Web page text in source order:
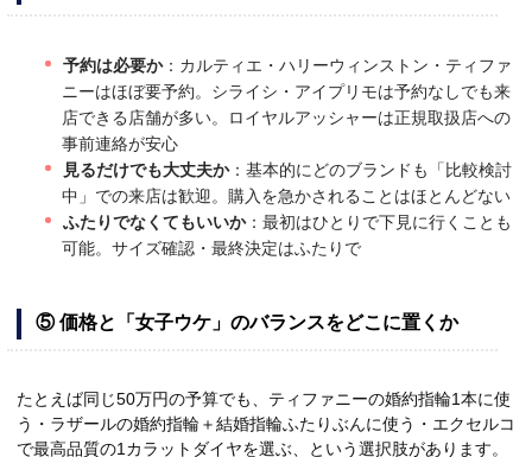
予約は必要か：カルティエ・ハリーウィンストン・ティファ
ニーはほぼ要予約。シライシ・アイプリモは予約なしでも来
店できる店舗が多い。ロイヤルアッシャーは正規取扱店への
事前連絡が安心
見るだけでも大丈夫か：基本的にどのブランドも「比較検討
中」での来店は歓迎。購入を急かされることはほとんどない
ふたりでなくてもいいか：最初はひとりで下見に行くことも
可能。サイズ確認・最終決定はふたりで
⑤ 価格と「女子ウケ」のバランスをどこに置くか
たとえば同じ50万円の予算でも、ティファニーの婚約指輪1本に使
う・ラザールの婚約指輪＋結婚指輪ふたりぶんに使う・エクセルコ
で最高品質の1カラットダイヤを選ぶ、という選択肢があります。